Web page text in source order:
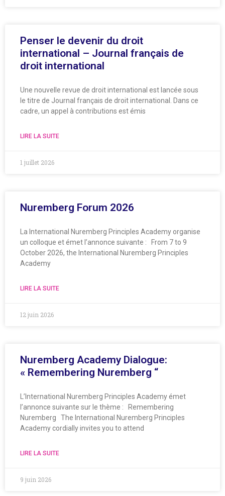
Penser le devenir du droit
international – Journal français de
droit international
Une nouvelle revue de droit international est lancée sous
le titre de Journal français de droit international. Dans ce
cadre, un appel à contributions est émis
LIRE LA SUITE
1 juillet 2026
Nuremberg Forum 2026
La International Nuremberg Principles Academy organise
un colloque et émet l’annonce suivante : From 7 to 9
October 2026, the International Nuremberg Principles
Academy
LIRE LA SUITE
12 juin 2026
Nuremberg Academy Dialogue:
« Remembering Nuremberg “
L’International Nuremberg Principles Academy émet
l’annonce suivante sur le thème : Remembering
Nuremberg The International Nuremberg Principles
Academy cordially invites you to attend
LIRE LA SUITE
9 juin 2026